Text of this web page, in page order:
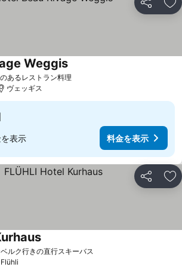
シェア お
あるレストラン料理料金を表示
Weggis料金を表示
ヴェッギス
表示 料金を表示
シェア お
ルク行きの直行スキーバス
料金を表示
Flühli